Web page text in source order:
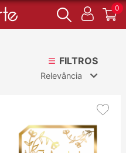
0
Relevância
Mais Vendidos
Menor Preço
Maior Preço
FILTROS